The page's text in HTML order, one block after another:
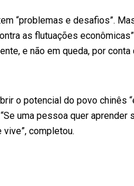
“problemas e desafios”.
as flutuações
e não em queda, por
o potencial do povo chinês
uma pessoa quer
vive”, completou.